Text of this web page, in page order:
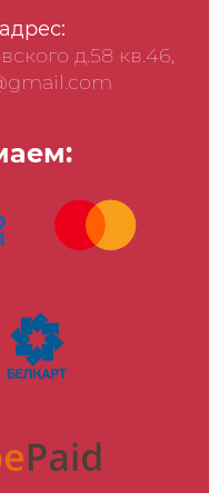
д.58 кв.46,